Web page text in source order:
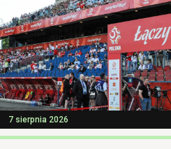
7 sierpnia 2026